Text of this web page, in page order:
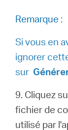
Remarque :
Si vous en
ignorer
sur
9. Cliquez
fichier de
utilisé par